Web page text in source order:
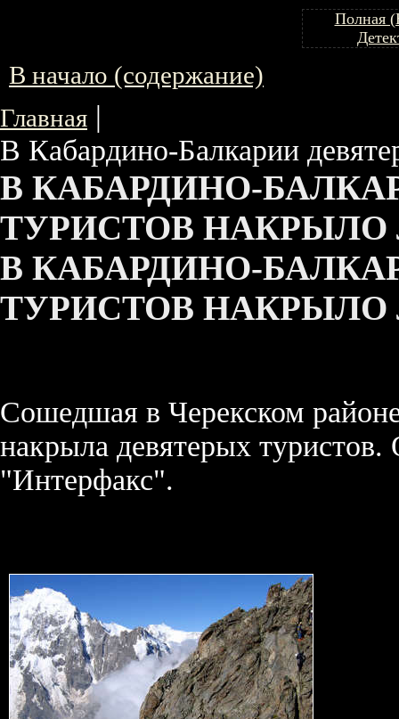
Полная
В начало (содержание)
Главная |
В Кабардино-Балкарии
В КАБАРДИНО-
ТУРИСТОВ НАКРЫЛО
В КАБАРДИНО-
ТУРИСТОВ НАКРЫЛО
Сошедшая в Черекском
накрыла девятерых
"Интерфакс".